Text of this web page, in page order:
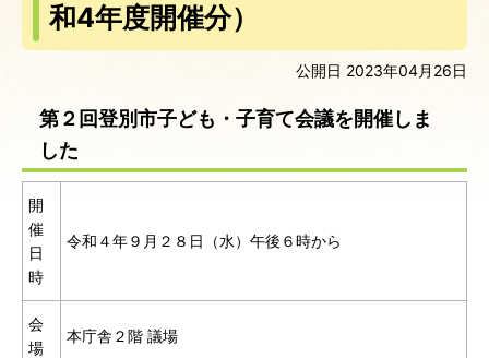
和4年度開催分）
公開日 2023年04月26日
第２回登別市子ども・子育て会議を開催しま
した
開
催
日
時
令和４年９月２８日（水）午後６時から
会
場
本庁舎２階 議場